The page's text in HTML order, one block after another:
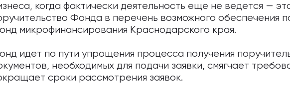
когда фактически деятельность еще не ведется —
Фонда в перечень возможного обеспечения
микрофинансирования Краснодарского края.
идет по пути упрощения процесса получения
необходимых для подачи заявки, смягчает
сроки рассмотрения заявок.